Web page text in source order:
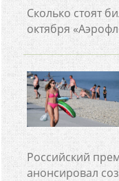
Сколько стоят
октября
Российский
анонсировал